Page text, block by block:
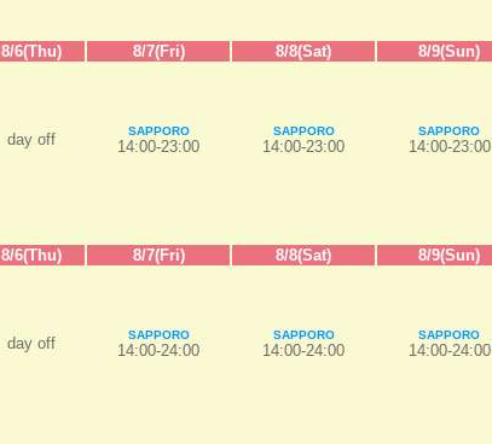
8/6(Thu) 8/7(Fri) 8/8(Sat) 8/9(Sun)
day off SAPPORO
14:00-23:00
SAPPORO
14:00-23:00
SAPPORO
14:00-23:00
8/6(Thu) 8/7(Fri) 8/8(Sat) 8/9(Sun)
day off SAPPORO
14:00-24:00
SAPPORO
14:00-24:00
SAPPORO
14:00-24:00